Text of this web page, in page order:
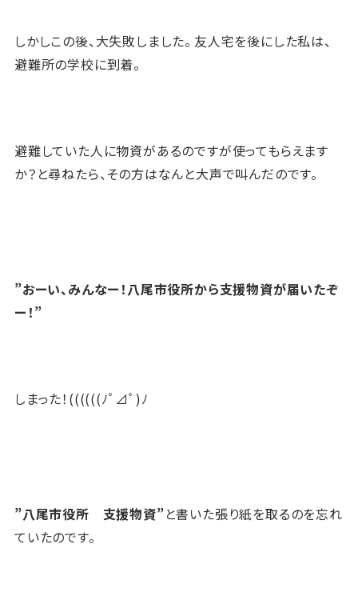
しかしこの後、大失敗しました。 友人宅を後にした私は、
避難所の学校に到着。
避難していた人に物資があるのですが使ってもらえます
か？と尋ねたら、その方はなんと大声で叫んだのです。
”おーい、みんなー！八尾市役所から支援物資が届いたぞ
ー！”
しまった！((((((ﾉﾟ⊿ﾟ)ﾉ
”八尾市役所 支援物資”と書いた張り紙を取るのを忘れ
ていたのです。